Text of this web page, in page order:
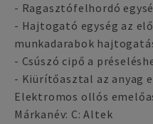
- Ragasztófelhordó
- Hajtogató egység az
munkadarabok
- Csúszó cipő a
- Kiürítőasztal az anyag
Elektromos ollós
Márkanév: C: Altek